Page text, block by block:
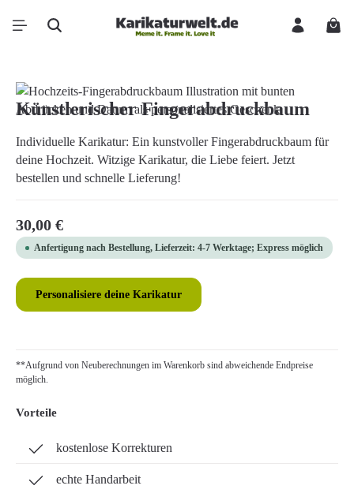
Zum Hauptinhalt springen
Bildergalerie überspringen
Künstlerischer Fingerabdruckbaum
Individuelle Karikatur: Ein kunstvoller Fingerabdruckbaum für
deine Hochzeit. Witzige Karikatur, die Liebe feiert. Jetzt
bestellen und schnelle Lieferung!
Regulärer Preis:
30,00 €
Anfertigung nach Bestellung, Lieferzeit: 4-7 Werktage; Express möglich
Personalisiere deine Karikatur
**Aufgrund von Neuberechnungen im Warenkorb sind abweichende Endpreise
möglich.
Vorteile
kostenlose Korrekturen
echte Handarbeit